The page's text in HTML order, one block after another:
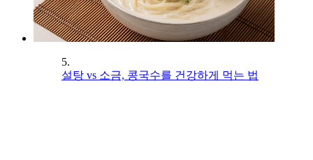
5.
설탕 vs 소금, 콩국수를 건강하게 먹는 법